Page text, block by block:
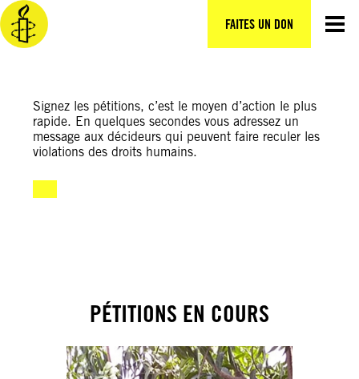
FAITES UN DON
Aller
au
contenu
Signez les pétitions, c’est le moyen d’action le plus
rapide. En quelques secondes vous adressez un
message aux décideurs qui peuvent faire reculer les
violations des droits humains.
PÉTITIONS EN COURS